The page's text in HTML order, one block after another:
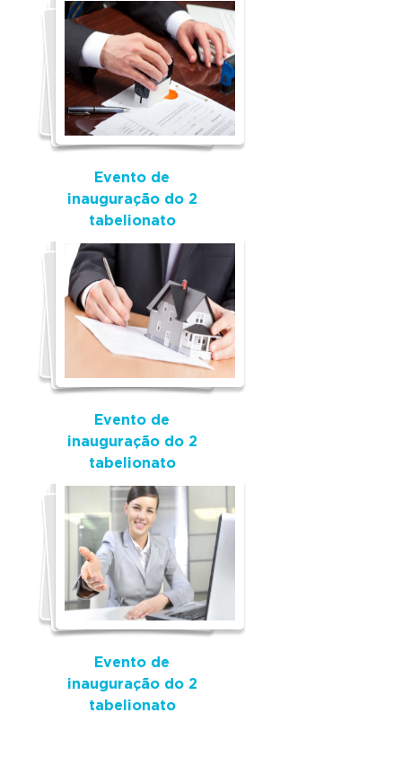
Evento de
inauguração do 2
tabelionato
Evento de
inauguração do 2
tabelionato
Evento de
inauguração do 2
tabelionato